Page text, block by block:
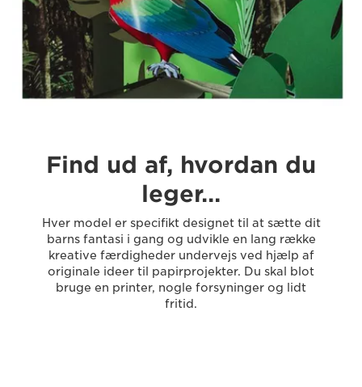
Find ud af, hvordan du
leger…
Hver model er specifikt designet til at sætte dit
barns fantasi i gang og udvikle en lang række
kreative færdigheder undervejs ved hjælp af
originale ideer til papirprojekter. Du skal blot
bruge en printer, nogle forsyninger og lidt
fritid.